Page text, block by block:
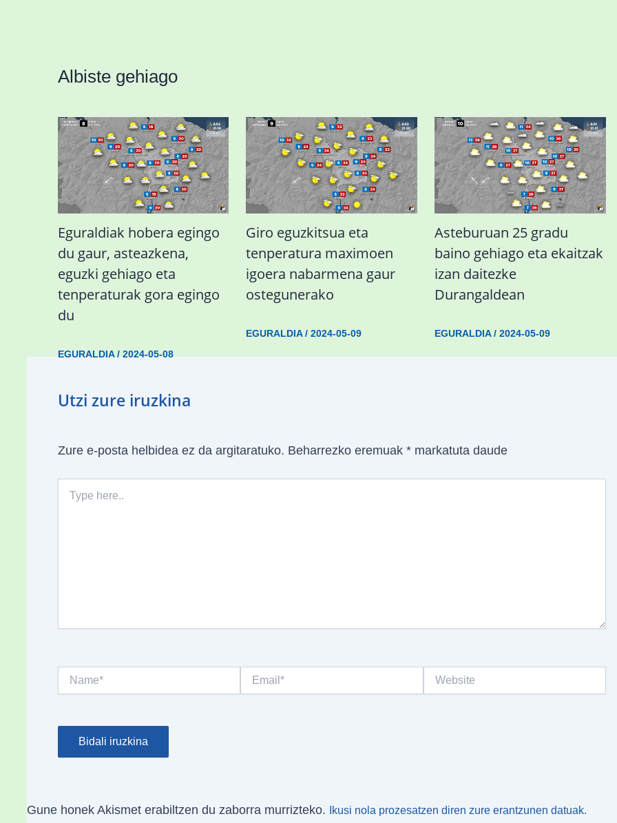
Albiste gehiago
Eguraldiak hobera egingo
du gaur, asteazkena,
eguzki gehiago eta
tenperaturak gora egingo
du
EGURALDIA/ 2024-05-08
Giro eguzkitsua eta
tenperatura maximoen
igoera nabarmena gaur
ostegunerako
EGURALDIA/2024-05-09
Asteburuan 25 gradu
baino gehiago eta ekaitzak
izan daitezke
Durangaldean
EGURALDIA/2024-05-09
Utzi zure iruzkina
Zure e-posta helbidea ez da argitaratuko. Beharrezko eremuak *markatuta daude
here..
Gune honek Akismet erabiltzen du zaborra murrizteko. Ikusi nola prozesatzen diren zure erantzunen datuak.